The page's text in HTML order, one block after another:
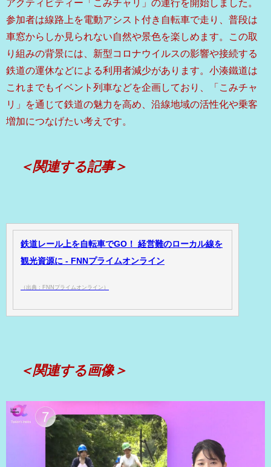
アクティビティー「こみチャリ」の運行を開始しました。
参加者は線路上を電動アシスト付き自転車で走り、普段は
車窓からしか見られない自然や景色を楽しめます。この取
り組みの背景には、新型コロナウイルスの影響や接続する
鉄道の運休などによる利用者減少があります。小湊鐵道は
これまでもイベント列車などを企画しており、「こみチャ
リ」を通じて鉄道の魅力を高め、沿線地域の活性化や乗客
増加につなげたい考えです。
＜関連する記事＞
鉄道レール上を自転車でGO！ 経営難のローカル線を
観光資源に - FNNプライムオンライン
（出典：FNNプライムオンライン）
＜関連する画像＞